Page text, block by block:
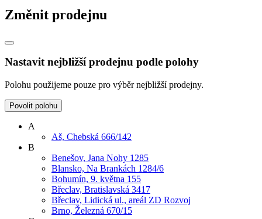
Změnit prodejnu
Nastavit nejbližší prodejnu podle polohy
Polohu použijeme pouze pro výběr nejbližší prodejny.
Povolit polohu
A
Aš, Chebská 666/142
B
Benešov, Jana Nohy 1285
Blansko, Na Brankách 1284/6
Bohumín, 9. května 155
Břeclav, Bratislavská 3417
Břeclav, Lidická ul., areál ZD Rozvoj
Brno, Železná 670/15